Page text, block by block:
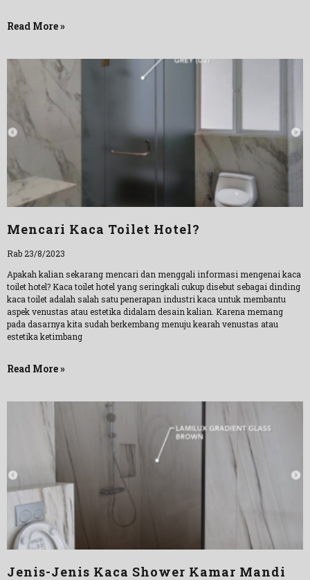
Read More »
Mencari Kaca Toilet Hotel?
Rab 23/8/2023
Apakah kalian sekarang mencari dan menggali informasi mengenai kaca
toilet hotel? Kaca toilet hotel yang seringkali cukup disebut sebagai dinding
kaca toilet adalah salah satu penerapan industri kaca untuk membantu
aspek venustas atau estetika didalam desain kalian. Karena memang
pada dasarnya kita sudah berkembang menuju kearah venustas atau
estetika ketimbang
Read More »
Jenis-Jenis Kaca Shower Kamar Mandi